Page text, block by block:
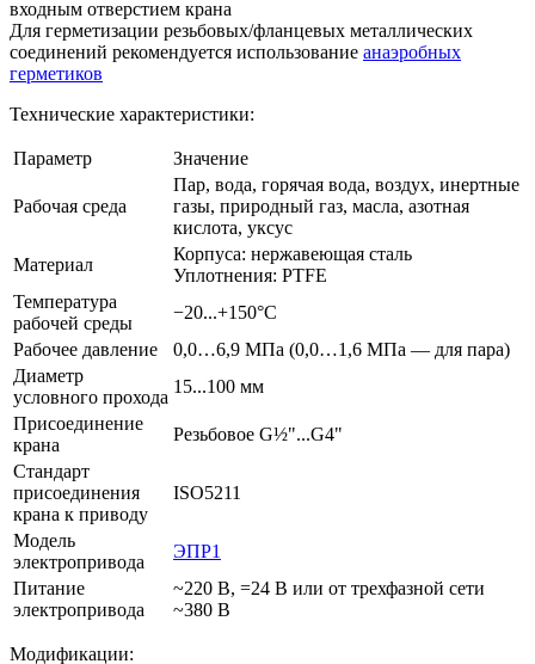
входным отверстием крана
Для герметизации резьбовых/фланцевых металлических
соединений рекомендуется использование анаэробных
герметиков
Технические характеристики:
Параметр Значение
Рабочая среда
Пар, вода, горячая вода, воздух, инертные
газы, природный газ, масла, азотная
кислота, уксус
Материал
Корпуса: нержавеющая сталь
Уплотнения: PTFE
Температура
рабочей среды
−20...+150°C
Рабочее давление
0,0…6,9 МПа (0,0…1,6 МПа — для пара)
Диаметр
условного прохода
15...100 мм
Присоединение
крана
Резьбовое G½"...G4"
Стандарт
присоединения
крана к приводу
ISO5211
Модель
электропривода
ЭПР1
Питание
электропривода
~220 В, =24 В или от трехфазной сети
~380 В
Модификации: